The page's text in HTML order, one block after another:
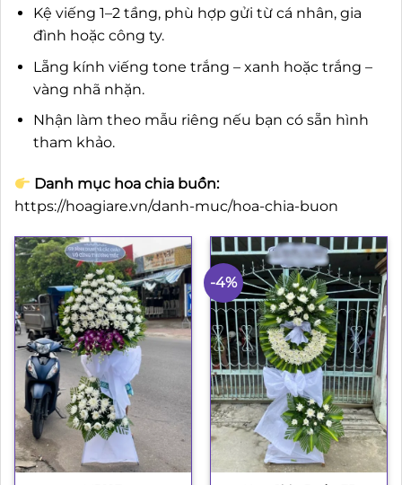
Kệ viếng 1–2 tầng, phù hợp gửi từ cá nhân, gia
đình hoặc công ty.
Lẵng kính viếng tone trắng – xanh hoặc trắng –
vàng nhã nhặn.
Nhận làm theo mẫu riêng nếu bạn có sẵn hình
tham khảo.
Danh mục hoa chia buồn:
https://hoagiare.vn/danh-muc/hoa-chia-buon
-4%